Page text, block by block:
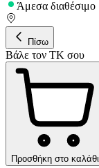
Άμεσα διαθέσιμο
Πίσω
Βάλε τον ΤΚ σου
Προσθήκη στο καλάθι